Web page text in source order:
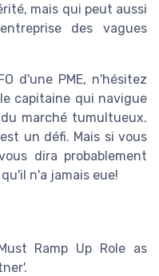
mais qui peut aussi
des vagues
d'une PME, n'hésitez
capitaine qui navigue
marché tumultueux.
un défi. Mais si vous
dira probablement
n'a jamais eue!
Ramp Up Role as